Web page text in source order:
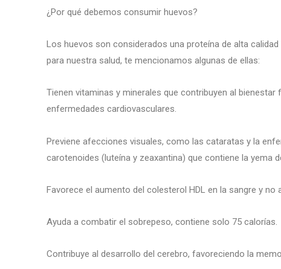
¿Por qué debemos consumir huevos?
Los huevos son considerados una proteína de alta
para nuestra salud, te mencionamos algunas de ellas:
Tienen vitaminas y minerales que contribuyen al
enfermedades cardiovasculares.
Previene afecciones visuales, como las cataratas y la
carotenoides (luteína y zeaxantina) que contiene la yema
Favorece el aumento del colesterol HDL en la sangre y
Ayuda a combatir el sobrepeso, contiene solo 75 calorías.
Contribuye al desarrollo del cerebro, favoreciendo la